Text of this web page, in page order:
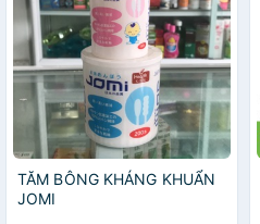
TĂM BÔNG KHÁNG KHUẨN
JOMI